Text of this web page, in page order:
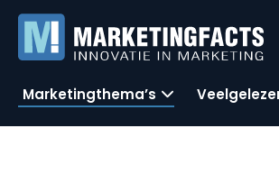
Marketingthema’s